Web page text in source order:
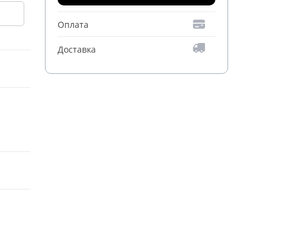
Оплата
Доставка